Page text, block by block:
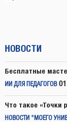
НОВОСТИ
Бесплатные
ИИ ДЛЯ ПЕДАГОГОВ
Что такое «Точки
НОВОСТИ "МОЕГО